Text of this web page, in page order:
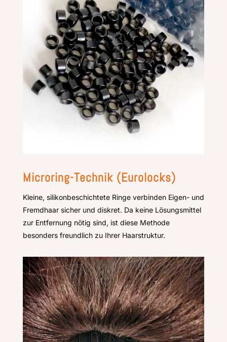
Microring-Technik (Eurolocks)
Kleine, silikonbeschichtete Ringe verbinden Eigen- und
Fremdhaar sicher und diskret. Da keine Lösungsmittel
zur Entfernung nötig sind, ist diese Methode
besonders freundlich zu Ihrer Haarstruktur.